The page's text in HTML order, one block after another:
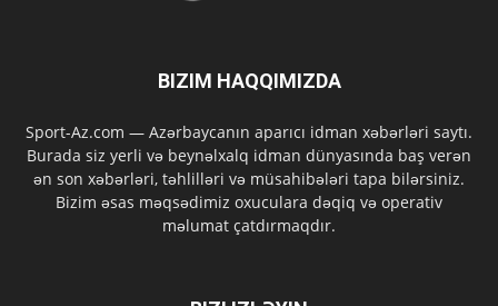
BIZIM HAQQIMIZDA
Sport-Az.com — Azərbaycanın aparıcı idman xəbərləri saytı.
Burada siz yerli və beynəlxalq idman dünyasında baş verən
ən son xəbərləri, təhlilləri və müsahibələri tapa bilərsiniz.
Bizim əsas məqsədimiz oxuculara dəqiq və operativ
məlumat çatdırmaqdır.